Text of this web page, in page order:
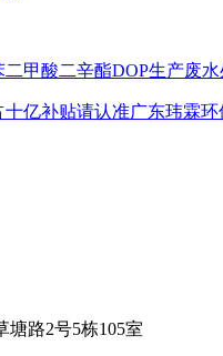
甲酸二辛酯DOP生产废
亿补贴请认准广东玮霖环
塘路2号5栋105室